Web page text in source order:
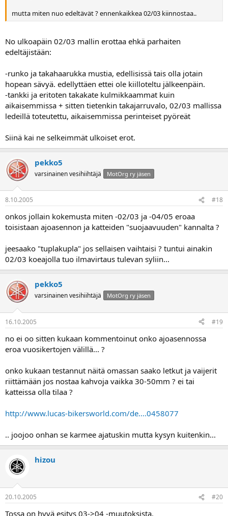
mutta miten nuo edeltävät ? ennenkaikkea 02/03 kiinnostaa..
No ulkoapäin 02/03 mallin erottaa ehkä parhaiten
edeltäjistään:
-runko ja takahaarukka mustia, edellisissä tais olla jotain
hopean sävyä. edellyttäen ettei ole kiilloteltu jälkeenpäin.
-tankki ja eritoten takakate kulmikkaammat kuin
aikaisemmissa + sitten tietenkin takajarruvalo, 02/03 mallissa
ledeillä toteutettu, aikaisemmissa perinteiset pyöreät
Siinä kai ne selkeimmät ulkoiset erot.
pekko5
varsinainen vesihiihtäjä MotOrg ry jäsen
8.10.2005 #18
onkos jollain kokemusta miten -02/03 ja -04/05 eroaa
toisistaan ajoasennon ja katteiden "suojaavuuden" kannalta ?
jeesaako "tuplakupla" jos sellaisen vaihtaisi ? tuntui ainakin
02/03 koeajolla tuo ilmavirtaus tulevan syliin...
pekko5
varsinainen vesihiihtäjä MotOrg ry jäsen
16.10.2005 #19
no ei oo sitten kukaan kommentoinut onko ajoasennossa
eroa vuosikertojen välillä... ?
onko kukaan testannut näitä omassan saako letkut ja vaijerit
riittämään jos nostaa kahvoja vaikka 30-50mm ? ei tai
katteissa olla tilaa ?
http://www.lucas-bikersworld.com/de....0458077
.. joojoo onhan se karmee ajatuskin mutta kysyn kuitenkin...
hizou
20.10.2005 #20
Tossa on hyvä esitys 03->04 -muutoksista.